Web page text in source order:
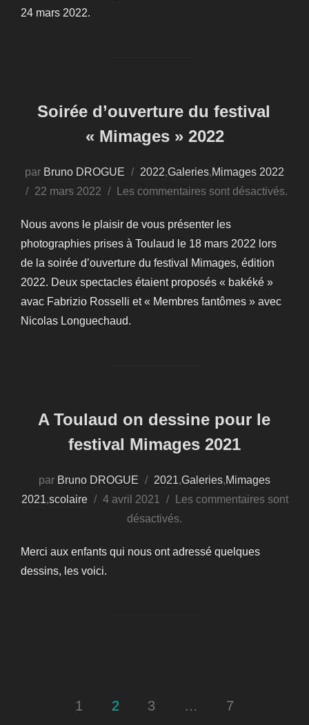
24 mars 2022.
Soirée d’ouverture du festival
« Mimages » 2022
par Bruno DROGUE 2022,Galeries,Mimages 2022
Publié
22 mars 2022 Les commentaires sont désactivés.
Nous avons le plaisir de vous présenter les
photographies prises à Toulaud le 18 mars 2022 lors
de la soirée d’ouverture du festival Mimages, édition
2022. Deux spectacles étaient proposés « bakéké »
avac Fabrizio Rosselli et « Membres fantômes » avec
Nicolas Longuechaud.
A Toulaud on dessine pour le
festival Mimages 2021
par Bruno DROGUE 2021,Galeries,Mimages
2021,scolaire
Publié
4 avril 2021
Les commentaires sont
désactivés.
Merci aux enfants qui nous ont adressé quelques
dessins, les voici.
Pagination
1 2 3 … 7